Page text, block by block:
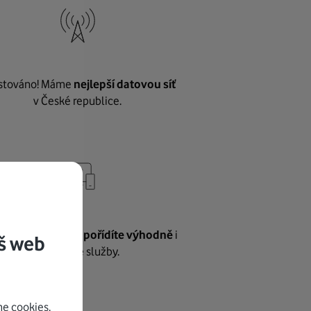
Máme nejlepší datovou síť
v České republice.
internetu pořídíte výhodněi
další naše služby.
web
cookies.